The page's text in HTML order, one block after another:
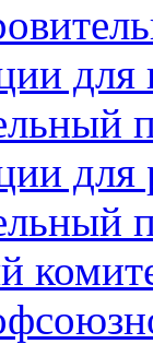
для
для